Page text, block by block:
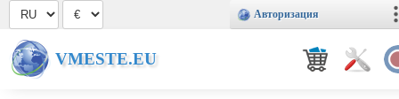
Авторизация
VMESTE.EU